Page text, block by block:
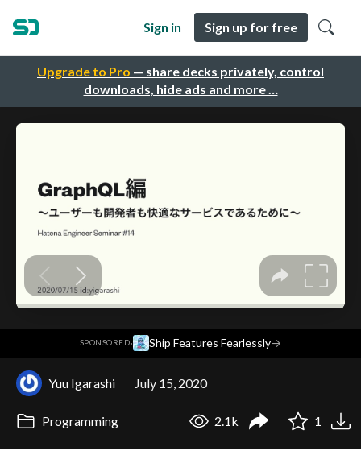
Upgrade to Pro — share decks privately, control
downloads, hide ads and more …
Sign in Sign up for free
SPONSORED· Ship Features Fearlessly→
Yuu Igarashi July 15, 2020
Programming 2.1k 1